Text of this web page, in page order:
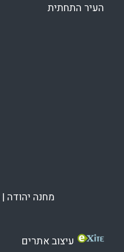
העיר התחתית
מחנה יהודה |
עיצוב אתרים